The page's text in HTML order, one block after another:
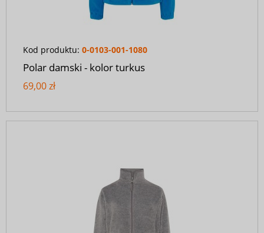
Kod produktu: 0-0103-001-1080
Polar damski - kolor turkus
69,00 zł